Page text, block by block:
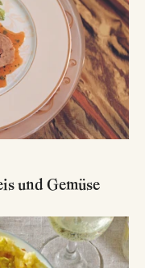
und Gemüse